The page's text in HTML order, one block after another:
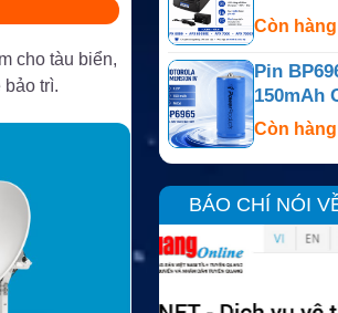
cho tàu biển,
bảo trì.
Cho
Còn hàng
Pin
150mAh
Dòng
Còn hàng
BÁO CHÍ NÓI